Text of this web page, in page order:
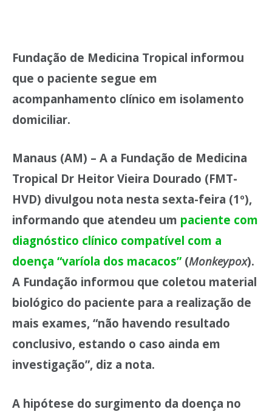
Fundação de Medicina Tropical informou
que o paciente segue em
acompanhamento clínico em isolamento
domiciliar.
Manaus (AM) – A a Fundação de Medicina
Tropical Dr Heitor Vieira Dourado (FMT-
HVD) divulgou nota nesta sexta-feira (1º),
informando que atendeu um paciente com
diagnóstico clínico compatível com a
doença “varíola dos macacos” (Monkeypox).
A Fundação informou que coletou material
biológico do paciente para a realização de
mais exames, “não havendo resultado
conclusivo, estando o caso ainda em
investigação”, diz a nota.
A hipótese do surgimento da doença no